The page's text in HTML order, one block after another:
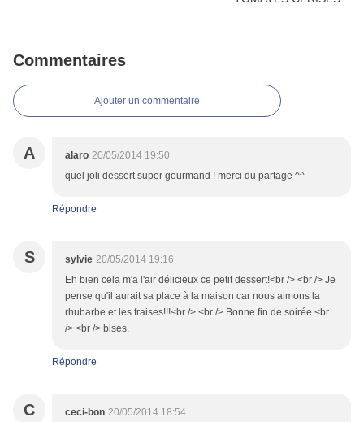
Commentaires
Ajouter un commentaire
A alaro 20/05/2014 19:50
quel joli dessert super gourmand ! merci du partage ^^
Répondre
S sylvie 20/05/2014 19:16
Eh bien cela m'a l'air délicieux ce petit dessert!<br /> <br /> Je
pense qu'il aurait sa place à la maison car nous aimons la
rhubarbe et les fraises!!!<br /> <br /> Bonne fin de soirée.<br
/> <br /> bises.
Répondre
C ceci-bon 20/05/2014 18:54